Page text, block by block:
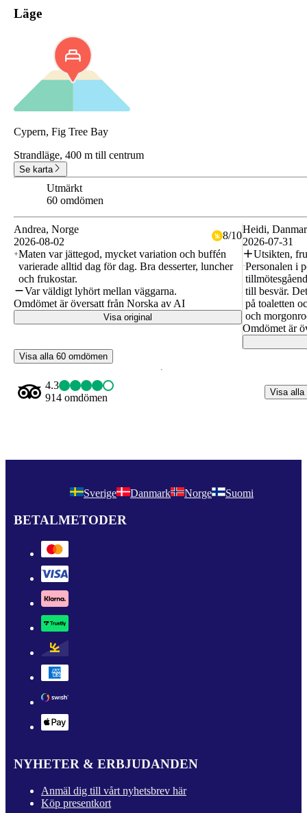
Läge
Cypern, Fig Tree Bay
Strandläge, 400 m till centrum
Se karta
Utmärkt
60 omdömen
Andrea, Norge
2026-08-02
8/10
Maten var jättegod, mycket variation och buffén
varierade alltid dag för dag. Bra desserter, luncher
och frukostar.
Var väldigt lyhört mellan väggarna.
Omdömet är översatt från Norska av AI
Visa original
Heidi,
2026-07-31
Utsikten,
Personalen i
till besvär.
på toaletten
och
Omdömet är
Visa alla 60 omdömen
4.3
914 omdömen
Visa alla
Sverige Danmark Norge Suomi
BETALMETODER
NYHETER & ERBJUDANDEN
Anmäl dig till vårt nyhetsbrev här
Köp presentkort